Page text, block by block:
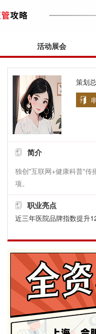
活动展会
策划
简介
独创"互联网+健康科普"传
项。
职业亮点
近三年医院品牌指数提升